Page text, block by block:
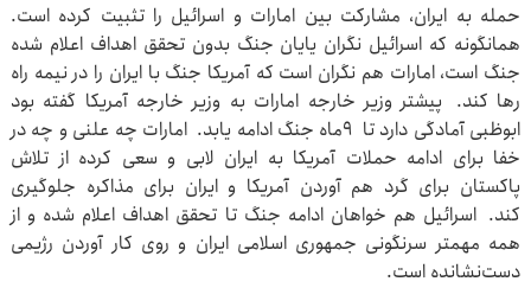
حمله به ایران، مشارکت بین امارات و اسرائیل را تثبیت کرده است.
همانگونه که اسرائیل نگران یایان جنگ بدون تحقق اهداف اعلام شده
جنگ است، امارات هم نگران است که آمریکا جنگ با ایران را در نیمه راه
رها کند. پیشتر وزیر خارجه امارات به وزیر خارجه آمریکا گفته بود
ابوظبی آمادگی دارد تا ۹ماه جنگ ادامه یابد. امارات چه علنی و چه در
خفا برای ادامه حملات آمریکا به ایران لابی و سعی کرده از تلاش
پاکستان برای گرد هم آوردن آمریکا و ایران برای مذاکره جلوگیری
کند. اسرائیل هم خواهان ادامه جنگ تا تحقق اهداف اعلام شده و از
همه مهمتر سرنگونی جمهوری اسلامی ایران و روی کار آوردن رژیمی
دست‌نشانده است.